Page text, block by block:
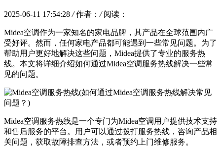
2025-06-11 17:54:28 / 作者： / 阅读：
Midea空调作为一家知名的家电品牌，其产品在全球范围内广
受好评。然而，任何家电产品都可能遇到一些常见问题。为了
帮助用户更好地解决这些问题，Midea提供了专业的服务热
线。本文将详细介绍如何通过Midea空调服务热线解决一些常
见的问题。
Midea空调服务热线是一个专门为Midea空调用户提供技术支持
和售后服务的平台。用户可以通过拨打服务热线，咨询产品相
关问题，获取故障排查方法，或者预约上门维修服务。